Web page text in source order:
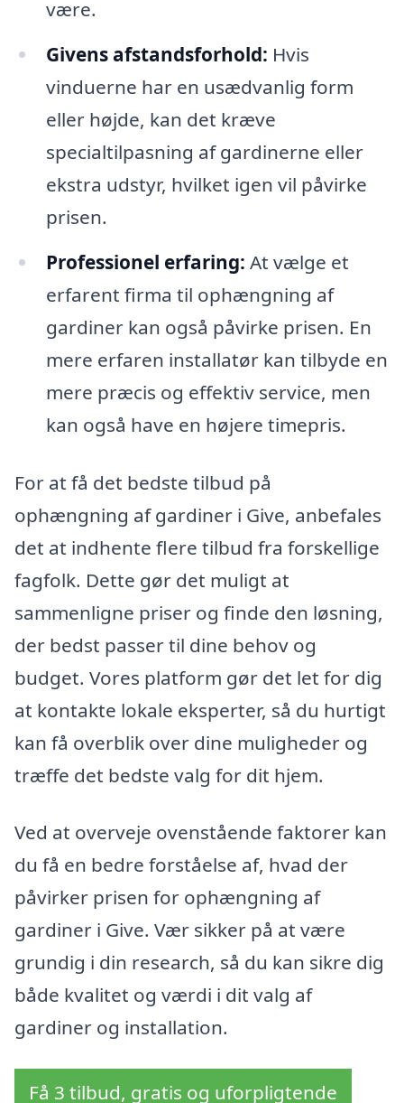
være.
Givens afstandsforhold: Hvis
vinduerne har en usædvanlig form
eller højde, kan det kræve
specialtilpasning af gardinerne eller
ekstra udstyr, hvilket igen vil påvirke
prisen.
Professionel erfaring: At vælge et
erfarent firma til ophængning af
gardiner kan også påvirke prisen. En
mere erfaren installatør kan tilbyde en
mere præcis og effektiv service, men
kan også have en højere timepris.
For at få det bedste tilbud på
ophængning af gardiner i Give, anbefales
det at indhente flere tilbud fra forskellige
fagfolk. Dette gør det muligt at
sammenligne priser og finde den løsning,
der bedst passer til dine behov og
budget. Vores platform gør det let for dig
at kontakte lokale eksperter, så du hurtigt
kan få overblik over dine muligheder og
træffe det bedste valg for dit hjem.
Ved at overveje ovenstående faktorer kan
du få en bedre forståelse af, hvad der
påvirker prisen for ophængning af
gardiner i Give. Vær sikker på at være
grundig i din research, så du kan sikre dig
både kvalitet og værdi i dit valg af
gardiner og installation.
Få 3 tilbud, gratis og uforpligtende